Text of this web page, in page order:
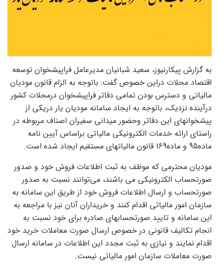
به گزارش پیکارنیوز، سعید شبانیان مدیرعامل فراپیشخوان توسعه
اقتصاد محلات دراین خصوص گفت: باتوجه به الزام قانون مودیان
مالیاتی و دسترس بودن تمامی دفاتر فراپیشخوان درمحلات کشور
درآینده نزدیک، باتوجه به ایجاد سامانه مودیان یار دریکی از
پیشخوانهای این دفاتر وحضور میدانی سفیران اصناف مربوطه در
راستای ارائه خدمات الکترونیکی مالیاتی براساس آیین نامه
ماده95 و ماده169 قانون مالیاتهای مستقیم ایجاد شده است.
مودیان محترمی که موظف به ثبت اطلاعات فروش خود و صدور
صورتحساب الکترونیکی می باشند، می‌توانند نسبت به صدور
صورتحساب و ارسال اطلاعات فروش خود از طریق این سامانه به
سازمان امور مالیاتی اقدام کنند و خریداران آنان نیز با مراجعه به
این سامانه و تایید صورتحسابهای صادره برای خود نسبت به
انجام تکالیف قانونی در خصوص ارسال صورت معاملات خرید خود
اقدام نمایند و نیازی به ثبت مجدد این اطلاعات در سامانه ارسال
صورت معاملات سازمان امور مالیاتی نیست.